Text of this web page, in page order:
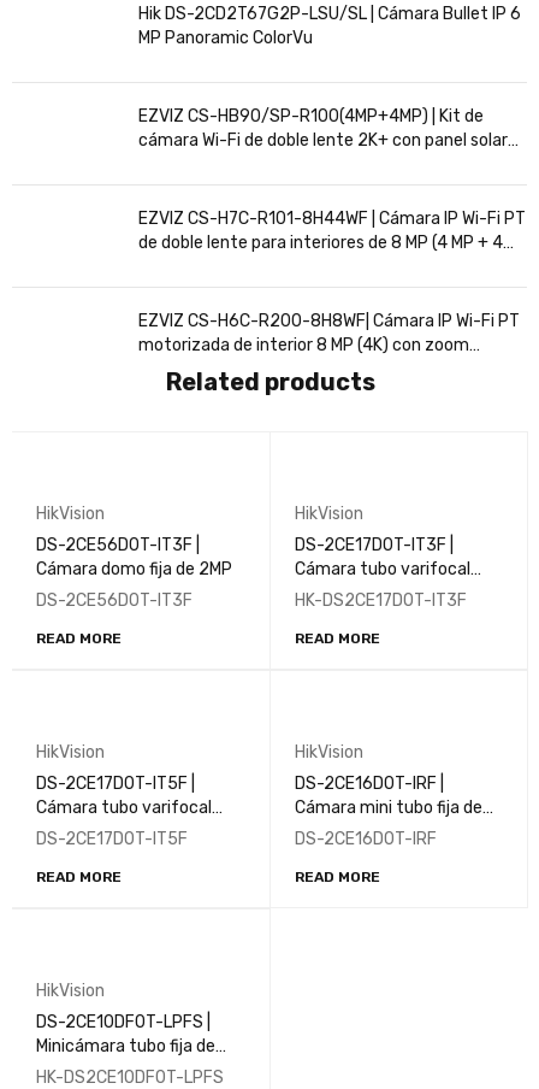
Hik DS-2CD2T67G2P-LSU/SL | Cámara Bullet IP 6
MP Panoramic ColorVu
EZVIZ CS-HB90/SP-R100(4MP+4MP) | Kit de
cámara Wi-Fi de doble lente 2K+ con panel solar
EZVIZ CS-H7C-R101-8H44WF | Cámara IP Wi-Fi PT
de doble lente para interiores de 8 MP (4 MP + 4
EZVIZ CS-H6C-R200-8H8WF| Cámara IP Wi-Fi PT
motorizada de interior 8 MP (4K) con zoom
automático 4×
Related products
HikVision
DS-2CE56D0T-IT3F |
Cámara domo fija de 2MP
DS-2CE56D0T-IT3F
READ MORE
HikVision
DS-2CE17D0T-IT3F |
Cámara tubo varifocal
manual de 2MP
HK-DS2CE17D0T-IT3F
READ MORE
HikVision
DS-2CE17D0T-IT5F |
Cámara tubo varifocal
manual de 2MP
DS-2CE17D0T-IT5F
READ MORE
HikVision
DS-2CE16D0T-IRF |
Cámara mini tubo fija de
2MP
DS-2CE16D0T-IRF
READ MORE
HikVision
DS-2CE10DF0T-LPFS |
Minicámara tubo fija de
2MP con luz híbrida
HK-DS2CE10DF0T-LPFS